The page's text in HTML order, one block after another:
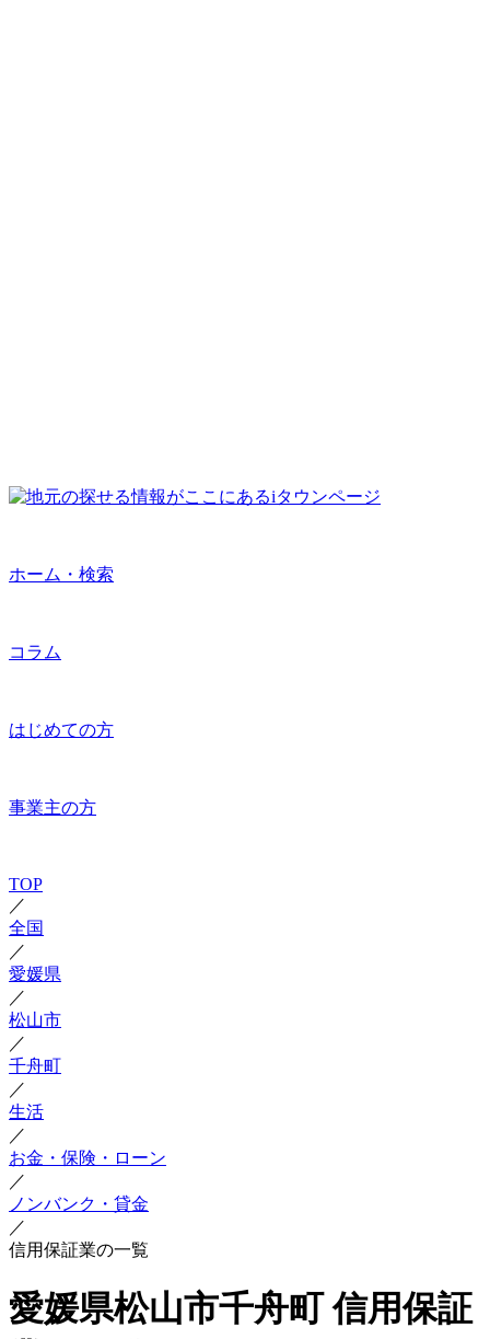
ホーム・検索
コラム
はじめての方
事業主の方
TOP
／
全国
／
愛媛県
／
松山市
／
千舟町
／
生活
／
お金・保険・ローン
／
ノンバンク・貸金
／
信用保証業の一覧
愛媛県松山市千舟町 信用保証